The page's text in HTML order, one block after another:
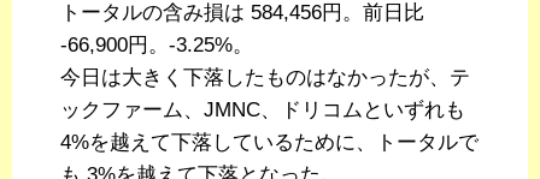
トータルの含み損は 584,456円。前日比
-66,900円。-3.25%。
今日は大きく下落したものはなかったが、テ
ックファーム、JMNC、ドリコムといずれも
4%を越えて下落しているために、トータルで